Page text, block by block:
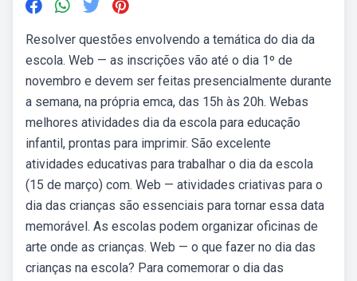
Resolver questões envolvendo a temática do dia da
escola. Web — as inscrições vão até o dia 1º de
novembro e devem ser feitas presencialmente durante
a semana, na própria emca, das 15h às 20h. Webas
melhores atividades dia da escola para educação
infantil, prontas para imprimir. São excelente
atividades educativas para trabalhar o dia da escola
(15 de março) com. Web — atividades criativas para o
dia das crianças são essenciais para tornar essa data
memorável. As escolas podem organizar oficinas de
arte onde as crianças. Web — o que fazer no dia das
crianças na escola? Para comemorar o dia das